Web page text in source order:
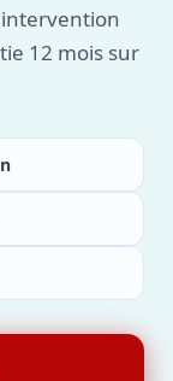
12 mois sur